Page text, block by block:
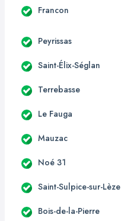
Francon
Peyrissas
Saint-Élix-Séglan
Terrebasse
Le Fauga
Mauzac
Noé 31
Saint-Sulpice-sur-Lèze
Bois-de-la-Pierre